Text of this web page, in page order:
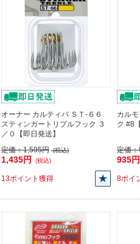
オーナー カルティバ ＳＴ-６６
スティンガートリプルフック ３
／０【即日発送】
定価：1,595円 (税込)
1,435円 (税込)
13ポイント獲得
カル
ク #8
定価：
935円
8ポイ